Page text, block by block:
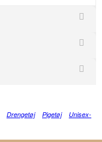
Drengetøj Pigetøj
Unisex-